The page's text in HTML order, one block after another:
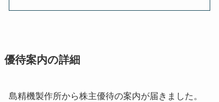
優待案内の詳細
島精機製作所から株主優待の案内が届きました。